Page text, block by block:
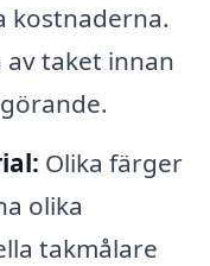
kostnaderna.
taket innan
Olika färger
olika
takmålare